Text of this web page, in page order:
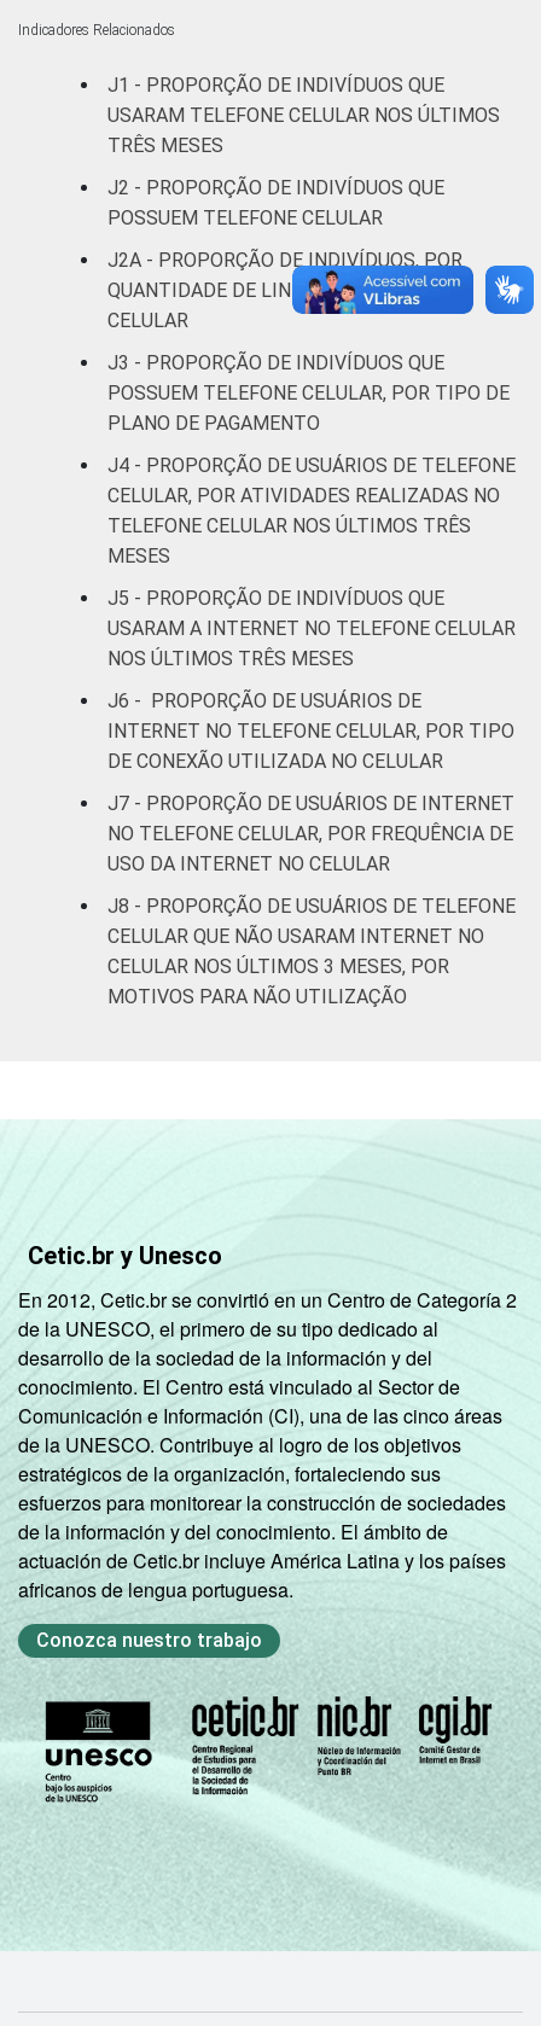
Faixa
etária
De 10 a 15
anos
94
De 16 a 24
anos
99
De 25 a 34
anos
100 80
De 35 a 44
anos
99
anos
100 49
60 anos ou
Renda
familiar
Até 1 SM 97 45
SM até 2 SM
99
Mais de 2
SM até 3 SM
Mais de 3
100
Mais de 5
SM até 10
SM
98
DE 97
Condição
de
atividade
PEA 99
Não PEA 97
1Base: 143,3 milhões de pessoas que
utilizaram telefone celular há menos de três
meses em relação ao momento da
entrevista. Respostas estimuladas e
rodiziadas. Cada item apresentado se refere
apenas aos resultados da alternativa "sim".
Dados coletados entre setembro de 2013 e
fevereiro de 2014.
Fonte: NIC.br - set/2013 a fev/2014
Indicadores Relacionados
J1 - PROPORÇÃO DE INDIVÍDUOS QUE
USARAM TELEFONE CELULAR NOS ÚLTIMOS
TRÊS MESES
J2 - PROPORÇÃO DE INDIVÍDUOS QUE
POSSUEM TELEFONE CELULAR
J2A - PROPORÇÃO DE INDIVÍDUOS, POR
QUANTIDADE DE LINHAS DE TELEFONE
CELULAR
J3 - PROPORÇÃO DE INDIVÍDUOS QUE
POSSUEM TELEFONE CELULAR, POR TIPO DE
PLANO DE PAGAMENTO
J4 - PROPORÇÃO DE USUÁRIOS DE TELEFONE
CELULAR, POR ATIVIDADES REALIZADAS NO
TELEFONE CELULAR NOS ÚLTIMOS TRÊS
MESES
J5 - PROPORÇÃO DE INDIVÍDUOS QUE
USARAM A INTERNET NO TELEFONE CELULAR
NOS ÚLTIMOS TRÊS MESES
J6 - PROPORÇÃO DE USUÁRIOS DE
INTERNET NO TELEFONE CELULAR, POR TIPO
DE CONEXÃO UTILIZADA NO CELULAR
J7 - PROPORÇÃO DE USUÁRIOS DE INTERNET
NO TELEFONE CELULAR, POR FREQUÊNCIA DE
USO DA INTERNET NO CELULAR
J8 - PROPORÇÃO DE USUÁRIOS DE TELEFONE
CELULAR QUE NÃO USARAM INTERNET NO
CELULAR NOS ÚLTIMOS 3 MESES, POR
MOTIVOS PARA NÃO UTILIZAÇÃO
Cetic.br y Unesco
En 2012, Cetic.br se convirtió en un Centro de Categoría 2
de la UNESCO, el primero de su tipo dedicado al
desarrollo de la sociedad de la información y del
conocimiento. El Centro está vinculado al Sector de
Comunicación e Información (CI), una de las cinco áreas
de la UNESCO. Contribuye al logro de los objetivos
estratégicos de la organización, fortaleciendo sus
esfuerzos para monitorear la construcción de sociedades
de la información y del conocimiento. El ámbito de
actuación de Cetic.br incluye América Latina y los países
africanos de lengua portuguesa.
Conozca nuestro trabajo